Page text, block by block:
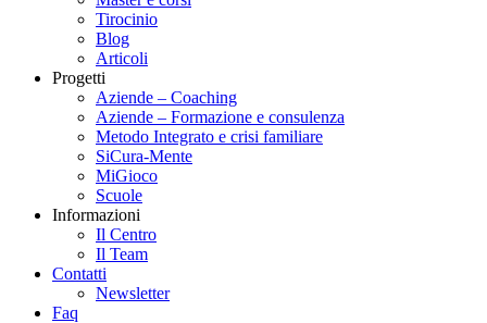
Tirocinio
Blog
Articoli
Progetti
Aziende – Coaching
Aziende – Formazione e consulenza
Metodo Integrato e crisi familiare
SiCura-Mente
MiGioco
Scuole
Informazioni
Il Centro
Il Team
Contatti
Newsletter
Faq